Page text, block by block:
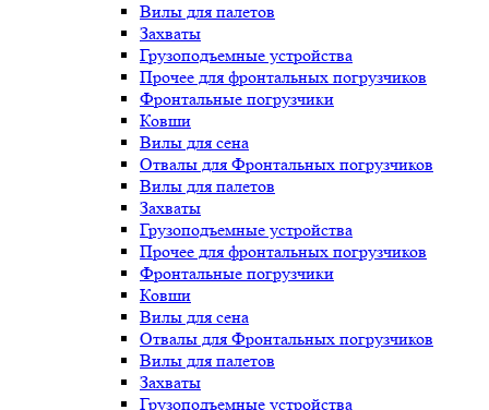
Вилы для палетов
Захваты
Грузоподъемные устройства
Прочее для фронтальных погрузчиков
Фронтальные погрузчики
Ковши
Вилы для сена
Отвалы для Фронтальных погрузчиков
Вилы для палетов
Захваты
Грузоподъемные устройства
Прочее для фронтальных погрузчиков
Фронтальные погрузчики
Ковши
Вилы для сена
Отвалы для Фронтальных погрузчиков
Вилы для палетов
Захваты
Грузоподъемные устройства